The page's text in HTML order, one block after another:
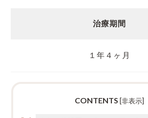
治療期間
１年４ヶ月
CONTENTS [非表示]